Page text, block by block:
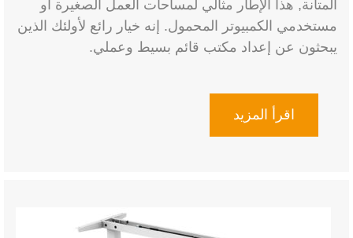
المتانة, هذا الإطار مثالي لمساحات العمل الصغيرة أو
مستخدمي الكمبيوتر المحمول. إنه خيار رائع لأولئك الذين
يبحثون عن إعداد مكتب قائم بسيط وعملي.
اقرأ المزيد